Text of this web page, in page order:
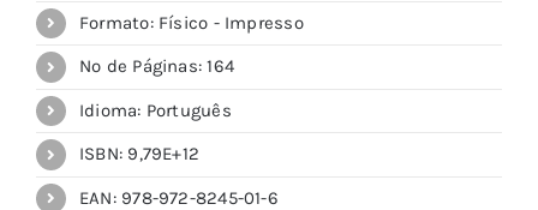
Formato: Físico - Impresso
Nº de Páginas: 164
Idioma: Português
ISBN: 9,79E+12
EAN: 978-972-8245-01-6